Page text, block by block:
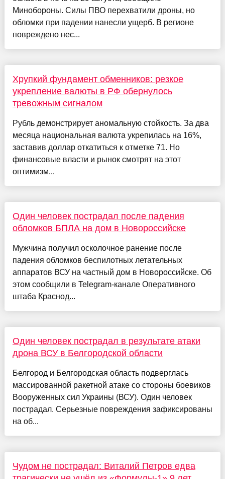
Минобороны. Силы ПВО перехватили дроны, но
обломки при падении нанесли ущерб. В регионе
повреждено нес...
Хрупкий фундамент обменников: резкое
укрепление валюты в РФ обернулось
тревожным сигналом
Рубль демонстрирует аномальную стойкость. За два
месяца национальная валюта укрепилась на 16%,
заставив доллар откатиться к отметке 71. Но
финансовые власти и рынок смотрят на этот
оптимизм...
Один человек пострадал после падения
обломков БПЛА на дом в Новороссийске
Мужчина получил осколочное ранение после
падения обломков беспилотных летательных
аппаратов ВСУ на частный дом в Новороссийске. Об
этом сообщили в Telegram-канале Оперативного
штаба Краснод...
Один человек пострадал в результате атаки
дрона ВСУ в Белгородской области
Белгород и Белгородская область подверглась
массированной ракетной атаке со стороны боевиков
Вооруженных сил Украины (ВСУ). Один человек
пострадал. Серьезные повреждения зафиксированы
на об...
Чудом не пострадал: Виталий Петров едва